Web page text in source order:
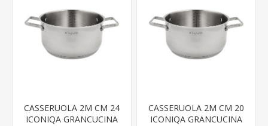
CASSERUOLA 2M CM 24
ICONIQA GRANCUCINA
CASSERUOLA 2M CM 20
ICONIQA GRANCUCINA